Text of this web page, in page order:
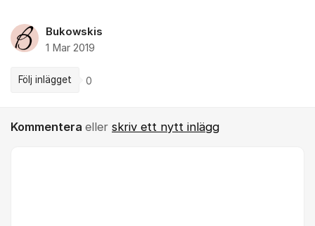
Bukowskis
1 Mar 2019
Följ inlägget 0
Kommentera eller skriv ett nytt inlägg